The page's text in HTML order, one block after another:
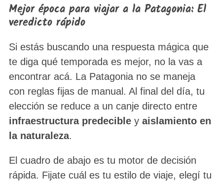
Mejor época para viajar a la Patagonia: El
veredicto rápido
Si estás buscando una respuesta mágica que
te diga qué temporada es mejor, no la vas a
encontrar acá. La Patagonia no se maneja
con reglas fijas de manual. Al final del día, tu
elección se reduce a un canje directo entre
infraestructura predecibley aislamiento en
la naturaleza.
El cuadro de abajo es tu motor de decisión
rápida. Fijate cuál es tu estilo de viaje, elegí tu